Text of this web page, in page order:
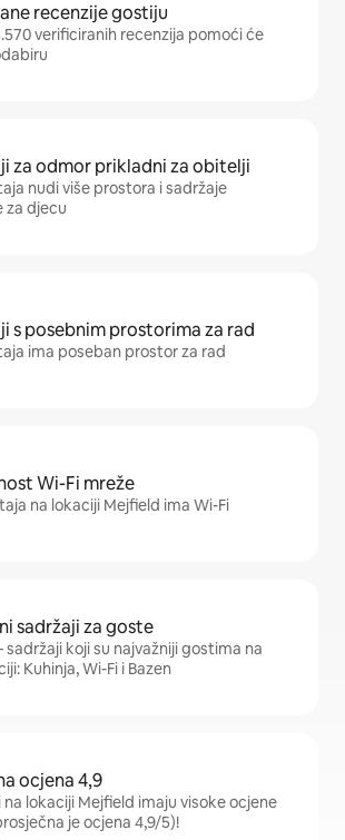
recenzije gostiju
verificiranih recenzija pomoći će
za odmor prikladni za obitelji
nudi više prostora i sadržaje
za djecu
s posebnim prostorima za rad
ima poseban prostor za rad
Wi-Fi mreže
na lokaciji Mejfield ima Wi-Fi
sadržaji za goste
sadržaji koji su najvažniji gostima na
Kuhinja, Wi-Fi i Bazen
ocjena 4,9
lokaciji Mejfield imaju visoke ocjene
je ocjena 4,9/5)!